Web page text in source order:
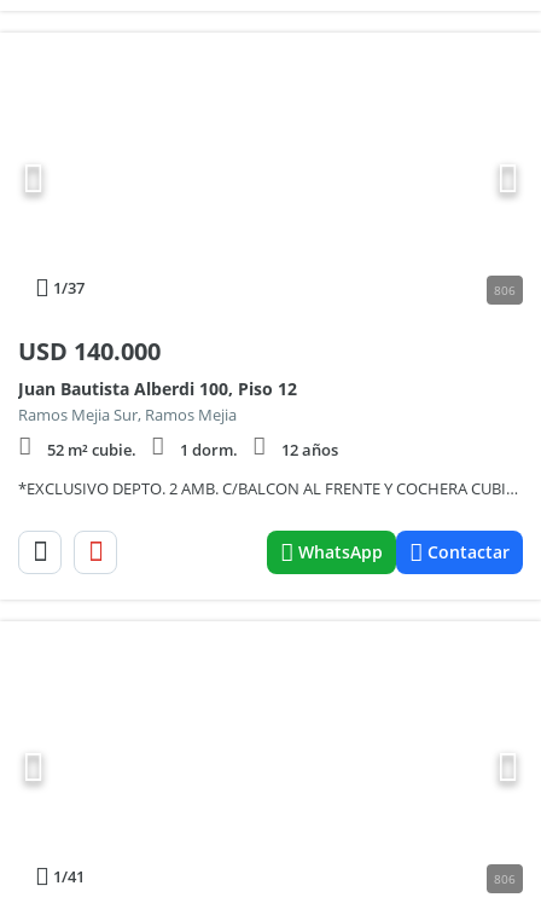
1/37 806
USD 140.000
Juan Bautista Alberdi 100, Piso 12
Ramos Mejia Sur, Ramos Mejia
52 m² cubie.
1 dorm.
12 años
*EXCLUSIVO DEPTO. 2 AMB. C/BALCON AL FRENTE Y COCHERA CUBIERTA *EDIFICIO C/ SEGURIDAD
WhatsApp Contactar
1/41 806